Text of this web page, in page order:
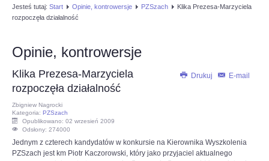
HOME
WIADOMOŚCI
NAUKA GRY W SZACHY
TURNIEJE
OPINIE, KONTROWERSJE
Jesteś tutaj: Start Opinie, kontrowersje PZSzach
Klika Prezesa-Marzyciela
rozpoczęła działalność
Opinie, kontrowersje
Drukuj E-mail
Klika Prezesa-Marzyciela
rozpoczęła działalność
Zbigniew Nagrocki
Kategoria: PZSzach
Opublikowano: 02 wrzesień 2009
Odsłony: 274000
Jednym z czterech kandydatów w konkursie na Kierownika Wyszkolenia
PZSzach jest km Piotr Kaczorowski, który jako przyjaciel aktualnego